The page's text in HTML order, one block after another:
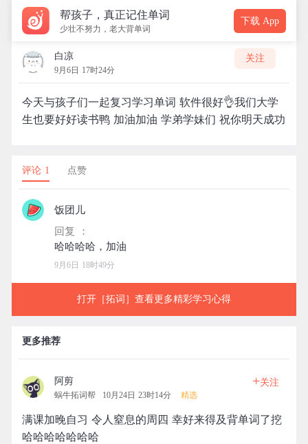
帮孩子，真正记住单词
少壮不努力，老大背单词
下载 App
白凉
9月6日 17时24分
关注
今天与孩子们一起复习学习单词 软件很好👌我们大学
生也要好好读书鸭 加油加油 学弟学妹们 祝你明天成功
评论 1 点赞
饭团儿
回复 ：
9月6日 18时49分
打开［拓词］查看更多精彩学习心得
更多推荐
阿剪
蜗牛拓词帮 10月24日 23时14分 精选
+关注
满课加晚自习 令人窒息的周四 幸好来得及背单词了挖
哈哈哈哈哈哈哈